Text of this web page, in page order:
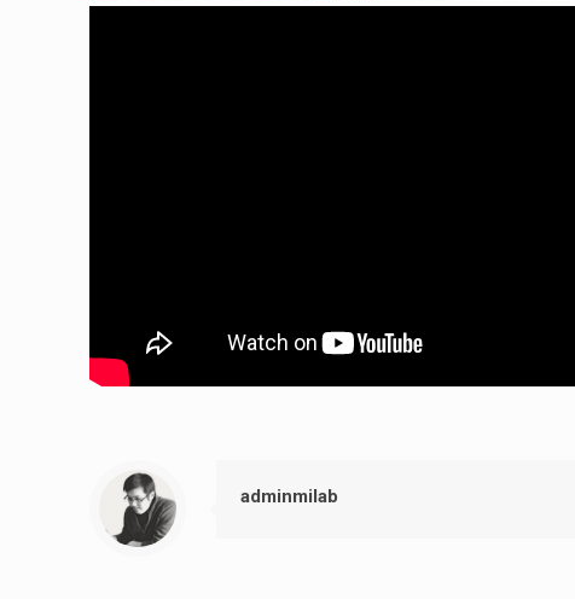
adminmilab